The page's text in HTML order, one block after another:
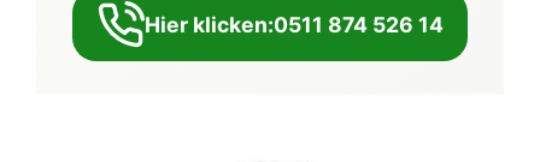
Hier klicken:0511 874 526 14